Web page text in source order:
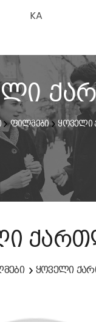
KA
ფილმები ყოველი
ყოველი